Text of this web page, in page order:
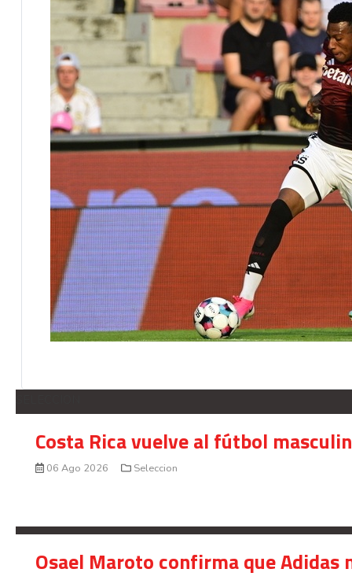
Costa Rica vuelve al fútbol
06 Ago 2026 Seleccion
Osael Maroto confirma que Adidas